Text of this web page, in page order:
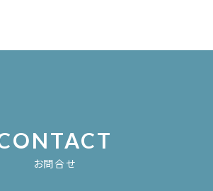
CONTACT
お問合せ